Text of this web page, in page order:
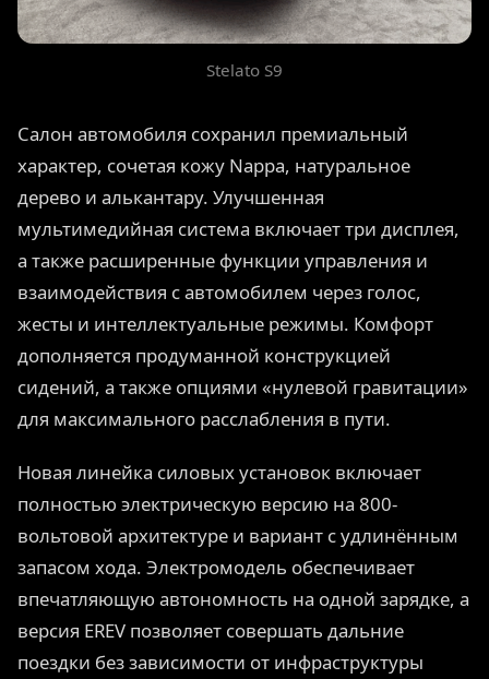
Stelato S9
Салон автомобиля сохранил премиальный
характер, сочетая кожу Nappa, натуральное
дерево и алькантару. Улучшенная
мультимедийная система включает три дисплея,
а также расширенные функции управления и
взаимодействия с автомобилем через голос,
жесты и интеллектуальные режимы. Комфорт
дополняется продуманной конструкцией
сидений, а также опциями «нулевой гравитации»
для максимального расслабления в пути.
Новая линейка силовых установок включает
полностью электрическую версию на 800-
вольтовой архитектуре и вариант с удлинённым
запасом хода. Электромодель обеспечивает
впечатляющую автономность на одной зарядке, а
версия EREV позволяет совершать дальние
поездки без зависимости от инфраструктуры